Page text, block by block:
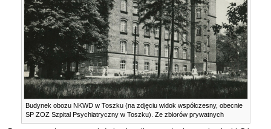
Budynek obozu NKWD w Toszku (na zdjęciu widok współczesny, obecnie
SP ZOZ Szpital Psychiatryczny w Toszku). Ze zbiorów prywatnych